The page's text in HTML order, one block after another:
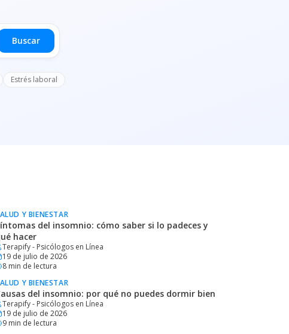
Buscar
Estrés laboral
Y BIENESTAR
del insomnio: cómo saber si lo padeces y
hacer
Terapify - Psicólogos en Línea
19 de julio de 2026
8 min de lectura
Y BIENESTAR
del insomnio: por qué no puedes dormir bien
Terapify - Psicólogos en Línea
19 de julio de 2026
9 min de lectura